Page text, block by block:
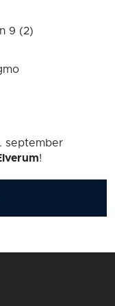
9 (2)
september
!